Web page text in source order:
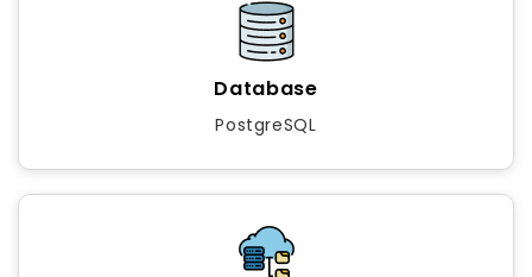
Database
PostgreSQL